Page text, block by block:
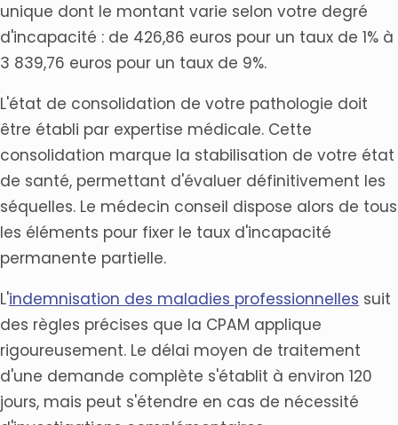
unique dont le montant varie selon votre degré
d'incapacité : de 426,86 euros pour un taux de 1% à
3 839,76 euros pour un taux de 9%.
L'état de consolidation de votre pathologie doit
être établi par expertise médicale. Cette
consolidation marque la stabilisation de votre état
de santé, permettant d'évaluer définitivement les
séquelles. Le médecin conseil dispose alors de tous
les éléments pour fixer le taux d'incapacité
permanente partielle.
L'indemnisation des maladies professionnelles suit
des règles précises que la CPAM applique
rigoureusement. Le délai moyen de traitement
d'une demande complète s'établit à environ 120
jours, mais peut s'étendre en cas de nécessité